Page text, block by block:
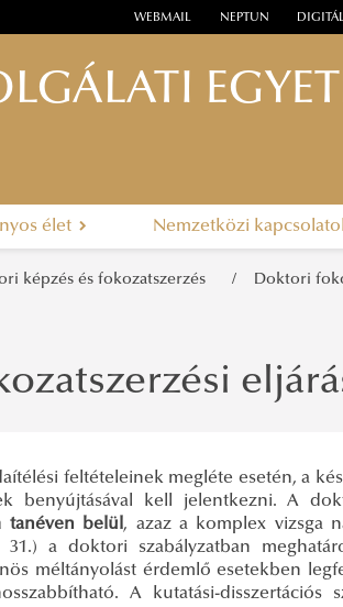
WEBMAIL NEPTUN
élet Nemzetközi
képzés és fokozatszerzés Doktori
feltételeinek megléte esetén, a
benyújtásával kell jelentkezni. A
tanéven belül, azaz a komplex vizsga
31.) a doktori szabályzatban
méltányolást érdemlő esetekben
A kutatási-disszertációs